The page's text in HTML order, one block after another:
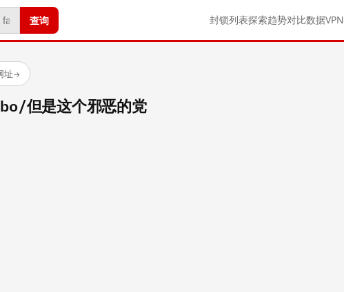
查询 封锁列表探索趋势对比数据VPN
址→
是这个邪恶的党